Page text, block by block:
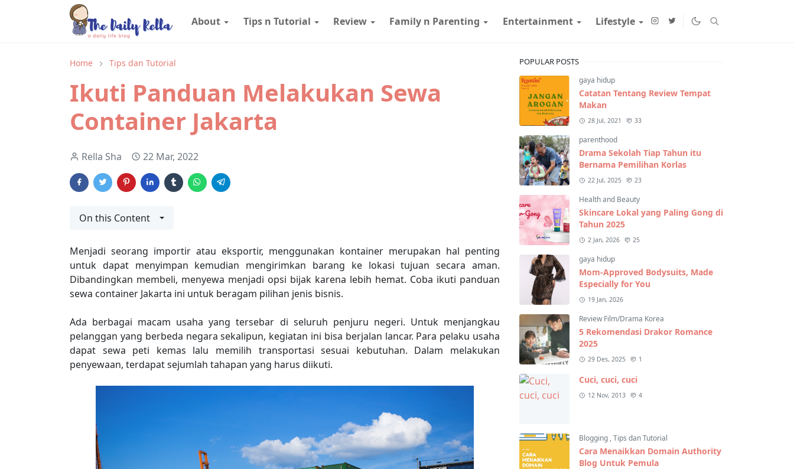
About Tips n Tutorial Review Family n Parenting Entertainment Lifestyle
Home Tips dan Tutorial
Ikuti Panduan Melakukan Sewa
Container Jakarta
Rella Sha 22 Mar, 2022
On this Content
Menjadi seorang importir atau eksportir, menggunakan kontainer merupakan hal penting
untuk dapat menyimpan kemudian mengirimkan barang ke lokasi tujuan secara aman.
Dibandingkan membeli, menyewa menjadi opsi bijak karena lebih hemat. Coba ikuti panduan
sewa container Jakarta ini untuk beragam pilihan jenis bisnis.
Ada berbagai macam usaha yang tersebar di seluruh penjuru negeri. Untuk menjangkau
pelanggan yang berbeda negara sekalipun, kegiatan ini bisa berjalan lancar. Para pelaku usaha
dapat sewa peti kemas lalu memilih transportasi sesuai kebutuhan. Dalam melakukan
penyewaan, terdapat sejumlah tahapan yang harus diikuti.
POPULAR POSTS
gaya hidup
Catatan Tentang Review Tempat
Makan
28 Jul, 2021 33
parenthood
Drama Sekolah Tiap Tahun itu
Bernama Pemilihan Korlas
22 Jul, 2025 23
Health and Beauty
Skincare Lokal yang Paling Gong di
Tahun 2025
2 Jan, 2026 25
gaya hidup
Mom-Approved Bodysuits, Made
Especially for You
19 Jan, 2026
Review Film/Drama Korea
5 Rekomendasi Drakor Romance
2025
29 Des, 2025 1
Cuci, cuci, cuci
12 Nov, 2013 4
Blogging ,Tips dan Tutorial
Cara Menaikkan Domain Authority
Blog Untuk Pemula